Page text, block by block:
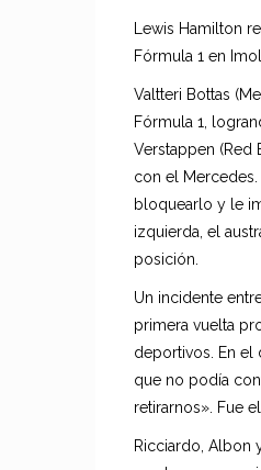
Lewis Hamilton
Fórmula 1 en
Valtteri Bottas
Fórmula 1,
Verstappen (Red
con el
bloquearlo y le
izquierda, el
posición.
Un incidente
primera vuelta
deportivos. En
que no podía
retirarnos». Fue
Ricciardo, Albon